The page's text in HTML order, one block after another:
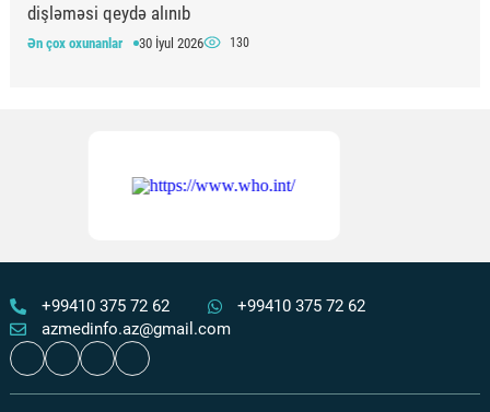
dişləməsi qeydə alınıb
Ən çox oxunanlar 30 İyul 2026 130
sağlamlığınızı qoruyun!
Əlillik dərəcəsinin təyin olunması müraciət qaydaları
TƏBİB-dən izahlı video
+99410 375 72 62
+99410 375 72 62
azmedinfo.az@gmail.com